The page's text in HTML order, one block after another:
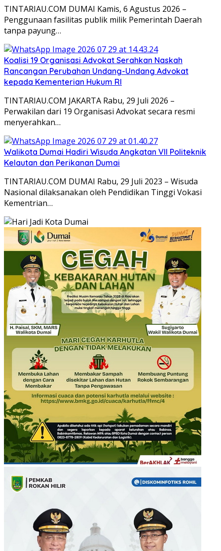
TINTARIAU.COM DUMAI Kamis, 6 Agustus 2026 –
Penggunaan fasilitas publik milik Pemerintah Daerah
tanpa payung…
Koalisi 19 Organisasi Advokat Serahkan Naskah
Rancangan Perubahan Undang-Undang Advokat
kepada Kementerian Hukum RI
TINTARIAU.COM JAKARTA Rabu, 29 Juli 2026 –
Perwakilan dari 19 Organisasi Advokat secara resmi
menyerahkan…
Walikota Dumai Hadiri Wisuda Angkatan VII Politeknik
Kelautan dan Perikanan Dumai
TINTARIAU.COM DUMAI Rabu, 29 Juli 2023 – Wisuda
Nasional dilaksanakan oleh Pendidikan Tinggi Vokasi
Kementrian…